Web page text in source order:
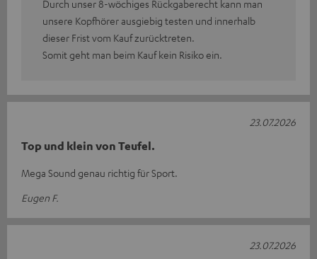
Durch unser 8-wöchiges Rückgaberecht kann man
unsere Kopfhörer ausgiebig testen und innerhalb
dieser Frist vom Kauf zurücktreten.
Somit geht man beim Kauf kein Risiko ein.
Top und klein von Teufel.
Mega Sound genau richtig für Sport.
Eugen F.
23.07.2026
23.07.2026